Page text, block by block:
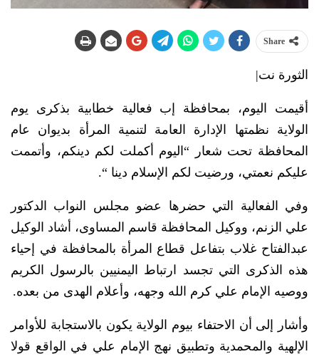
Share
الثورة نت|
أقيمت اليوم، بمحافظة إب فعالية خطابية بذكرى يوم
الولاية نظمتها اﻹدارة العامة لتنمية المرأة بديوان عام
المحافظة تحت شعار “اليوم أكملت لكم دينكم، وأتممت
عليكم نعمتي، ورضيت لكم اﻹسلام دينا “.
وفي الفعالية التي حضرها عضو مجلس النواب الدكتور
علي الزنم، ووكيل المحافظة قاسم المساوى، أشاد الوكيل
عبدالفتاح غلاب بتفاعل قطاع المرأة بالمحافظة في إحياء
هذه الذكرى التي تجسد ارتباط اليمنيين بالرسول الكريم
ووصيه الإمام علي كرم الله وجهه، وأعلام الهدى من بعده.
وأشار إلى أن الاحتفاء بيوم الولاية يكون بالاستجابة للأوامر
اﻹلهية والمحمدية وتطبيق نهج اﻹمام علي في الواقع قولا